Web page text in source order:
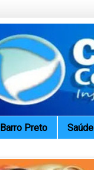
Barro Preto Saúde